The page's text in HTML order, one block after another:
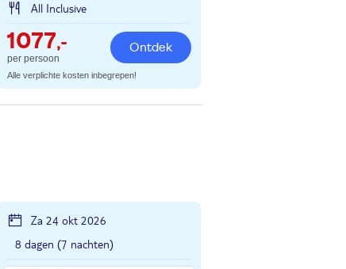
All Inclusive
1077,-
per persoon
Ontdek
Alle verplichte kosten inbegrepen!
Za 24 okt 2026
8 dagen (7 nachten)